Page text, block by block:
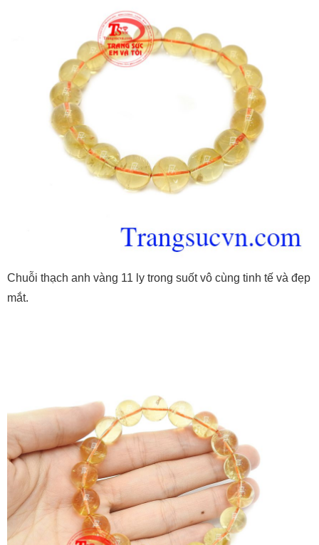
Chuỗi thạch anh vàng 11 ly trong suốt vô cùng tinh tế và đẹp
mắt.